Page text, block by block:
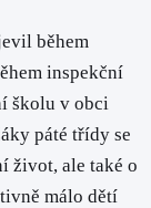
během
inspekční
školu v obci
páté třídy se
život, ale také o
málo dětí